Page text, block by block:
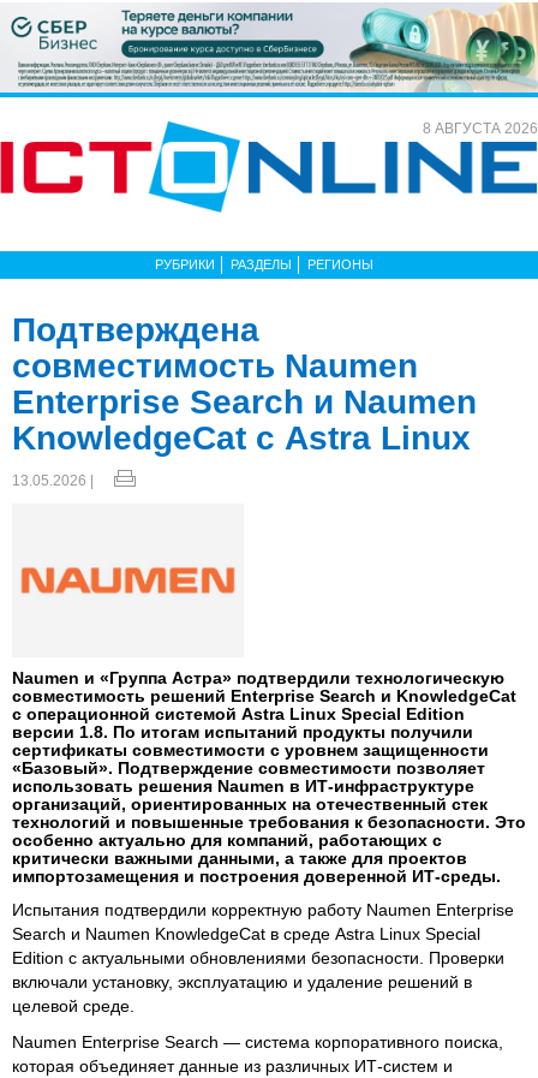
8 АВГУСТА 2026
РУБРИКИ РАЗДЕЛЫ РЕГИОНЫ
Подтверждена
совместимость Naumen
Enterprise Search и Naumen
KnowledgeCat с Astra Linux
13.05.2026 |
Naumen и «Группа Астра» подтвердили технологическую
совместимость решений Enterprise Search и KnowledgeCat
с операционной системой Astra Linux Special Edition
версии 1.8. По итогам испытаний продукты получили
сертификаты совместимости с уровнем защищенности
«Базовый». Подтверждение совместимости позволяет
использовать решения Naumen в ИТ-инфраструктуре
организаций, ориентированных на отечественный стек
технологий и повышенные требования к безопасности. Это
особенно актуально для компаний, работающих с
критически важными данными, а также для проектов
импортозамещения и построения доверенной ИТ-среды.
Испытания подтвердили корректную работу Naumen Enterprise
Search и Naumen KnowledgeCat в среде Astra Linux Special
Edition с актуальными обновлениями безопасности. Проверки
включали установку, эксплуатацию и удаление решений в
целевой среде.
Naumen Enterprise Search — система корпоративного поиска,
которая объединяет данные из различных ИТ-систем и